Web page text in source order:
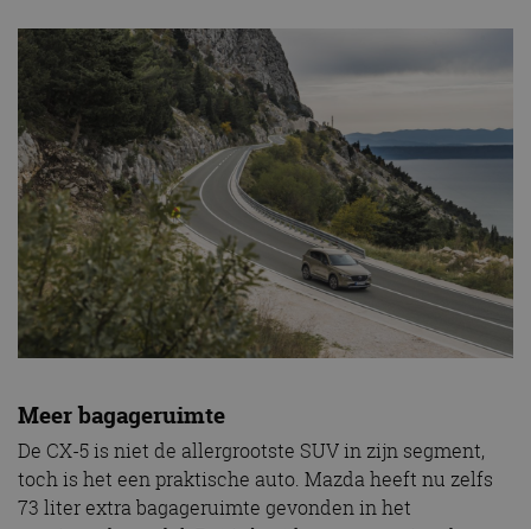
Meer bagageruimte
De CX-5 is niet de allergrootste SUV in zijn segment,
toch is het een praktische auto. Mazda heeft nu zelfs
73 liter extra bagageruimte gevonden in het